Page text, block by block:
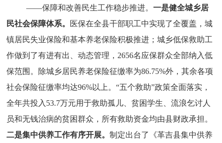
——保障和改善民生工作稳步推进。一是健全城乡居
民社会保障体系。 医保在全县干部职工中实现了全覆盖，城
镇居民失业保险和基本养老保险积极推进；城乡低保救助工
作做到了有进有出、动态管理，2656名应保群众全部纳入低
保范围。 除城乡居民养老保险征缴率为86.75%外，其余各项
社会保险征缴率均达96%以上。“五个救助”政策全面落实，
全年共投入53.7万元用于救助孤儿、贫困学生、流浪乞讨人
员和无钱治病的贫困群众， 所有救助资金均由县财政承担。
二是集中供养工作有序开展。制定出台了《革吉县集中供养